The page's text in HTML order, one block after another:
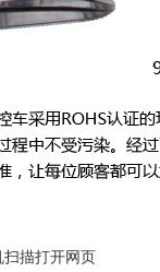
扫描打开网页